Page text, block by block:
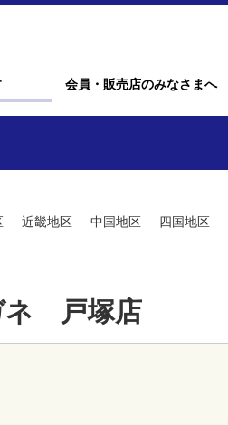
会員・販売店のみなさまへ
近畿地区 中国地区 四国地区
ネ 戸塚店